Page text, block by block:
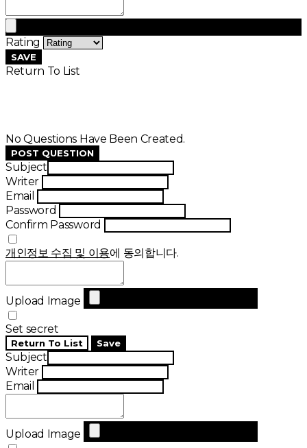
Rating
SAVE
Return To List
No Questions Have Been Created.
POST QUESTION
Subject
Writer
Email
Password
Confirm Password
개인정보 수집 및 이용에 동의합니다.
Upload Image
Set secret
Return To List Save
Subject
Writer
Email
Upload Image